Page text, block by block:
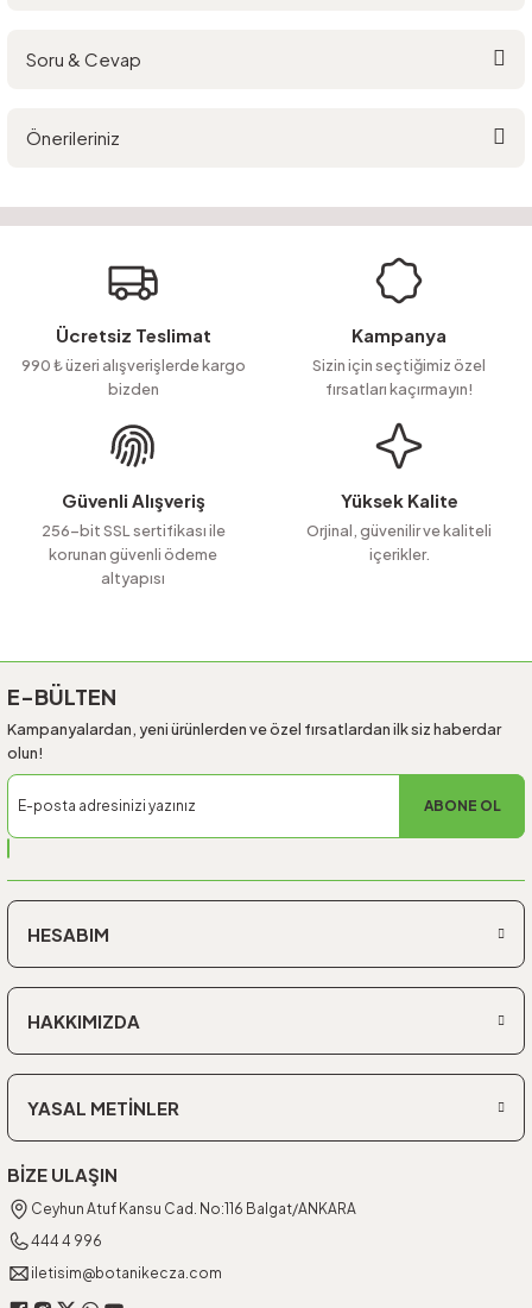
Soru & Cevap
Soru Sor
Önerileriniz
Görüş ve önerileriniz için teşekkür ederiz.
Ürün resmi kalitesiz, bozuk veya görüntülenemiyor.
Ürün açıklamasında eksik bilgiler bulunuyor.
Ürün bilgilerinde hatalar bulunuyor.
Ürün fiyatı diğer sitelerden daha pahalı.
Bu ürüne benzer farklı alternatifler olmalı.
Ücretsiz Teslimat
990 ₺ üzeri alışverişlerde kargo
bizden
Kampanya
Sizin için seçtiğimiz özel
fırsatları kaçırmayın!
Güvenli Alışveriş
256-bit SSL sertifikası ile
korunan güvenli ödeme
altyapısı
Yüksek Kalite
Orjinal, güvenilir ve kaliteli
içerikler.
E-BÜLTEN
Kampanyalardan, yeni ürünlerden ve özel fırsatlardan ilk siz haberdar
olun!
ABONE OL
HESABIM
HAKKIMIZDA
YASAL METİNLER
BİZE ULAŞIN
Ceyhun Atuf Kansu Cad. No:116 Balgat/ANKARA
444 4 996
iletisim@botanikecza.com